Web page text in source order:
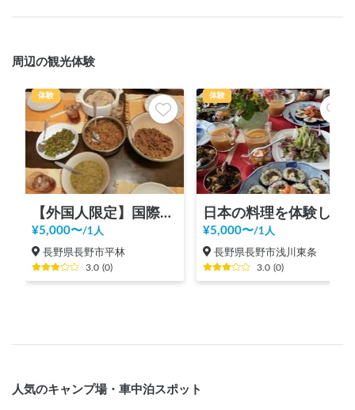
周辺の観光体験
体験
【外国人限定】国際交流ホームビジット
¥5,000〜/1人
長野県長野市平林
3.0 (0)
体験
¥5,000〜/1人
長野県長野市浅川東条
3.0 (0)
人気のキャンプ場・車中泊スポット